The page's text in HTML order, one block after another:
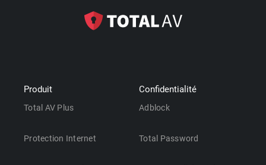
Produit
Total AV Plus
Protection Internet
Confidentialité
Adblock
Total Password